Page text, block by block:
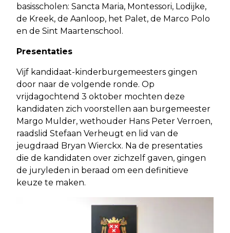
basisscholen: Sancta Maria, Montessori, Lodijke,
de Kreek, de Aanloop, het Palet, de Marco Polo
en de Sint Maartenschool.
Presentaties
Vijf kandidaat-kinderburgemeesters gingen
door naar de volgende ronde. Op
vrijdagochtend 3 oktober mochten deze
kandidaten zich voorstellen aan burgemeester
Margo Mulder, wethouder Hans Peter Verroen,
raadslid Stefaan Verheugt en lid van de
jeugdraad Bryan Wierckx. Na de presentaties
die de kandidaten over zichzelf gaven, gingen
de juryleden in beraad om een definitieve
keuze te maken.